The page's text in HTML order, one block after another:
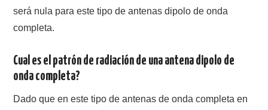
será nula para este tipo de antenas dipolo de onda
completa.
Cual es el patrón de radiación de una antena dipolo de
onda completa?
Dado que en este tipo de antenas de onda completa en